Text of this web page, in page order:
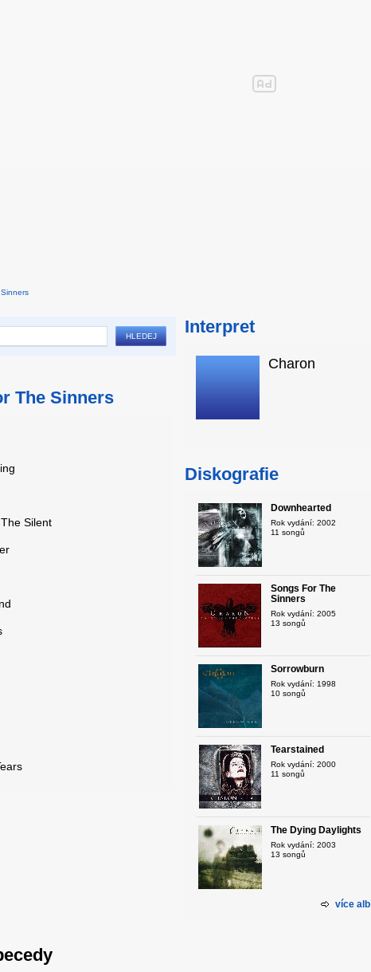
The Sinners
Silent
Interpret
Charon
Diskografie
Downhearted
Rok vydání: 2002
11 songů
Songs For The
Sinners
Rok vydání: 2005
13 songů
Sorrowburn
Rok vydání: 1998
10 songů
Tearstained
Rok vydání: 2000
11 songů
The Dying Daylights
Rok vydání: 2003
13 songů
více alb